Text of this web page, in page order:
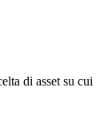
di asset su